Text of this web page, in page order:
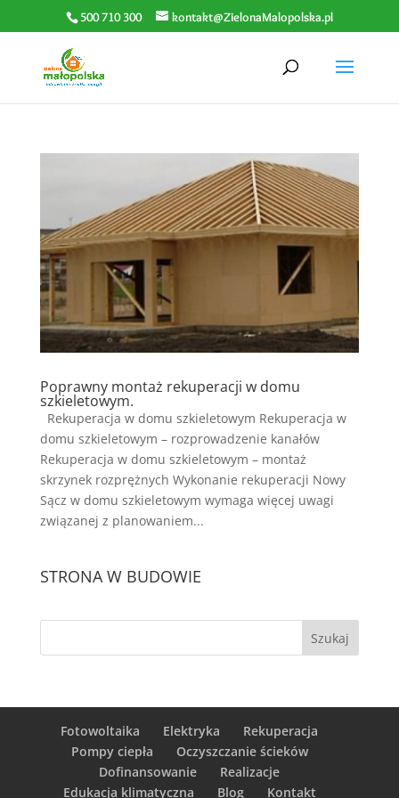
500 710 300 kontakt@ZielonaMalopolska.pl
Poprawny montaż rekuperacji w domu
szkieletowym.
Rekuperacja w domu szkieletowym Rekuperacja w
domu szkieletowym – rozprowadzenie kanałów
Rekuperacja w domu szkieletowym – montaż
skrzynek rozprężnych Wykonanie rekuperacji Nowy
Sącz w domu szkieletowym wymaga więcej uwagi
związanej z planowaniem...
STRONA W BUDOWIE
Fotowoltaika Elektryka
Rekuperacja
Pompy ciepła
Oczyszczanie ścieków
Dofinansowanie
Realizacje
Edukacja klimatyczna
Blog Kontakt